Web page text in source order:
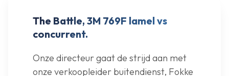
The Battle, 3M 769F lamel vs
concurrent.
Onze directeur gaat de strijd aan met
onze verkoopleider buitendienst, Fokke